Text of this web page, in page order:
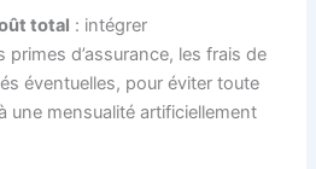
total : intégrer
d’assurance, les frais de
éventuelles, pour éviter toute
une mensualité artificiellement